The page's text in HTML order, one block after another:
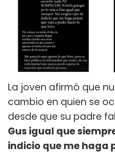
La joven afirmó que
cambio en quien se
desde que su padre
Gus igual que
indicio que me haga